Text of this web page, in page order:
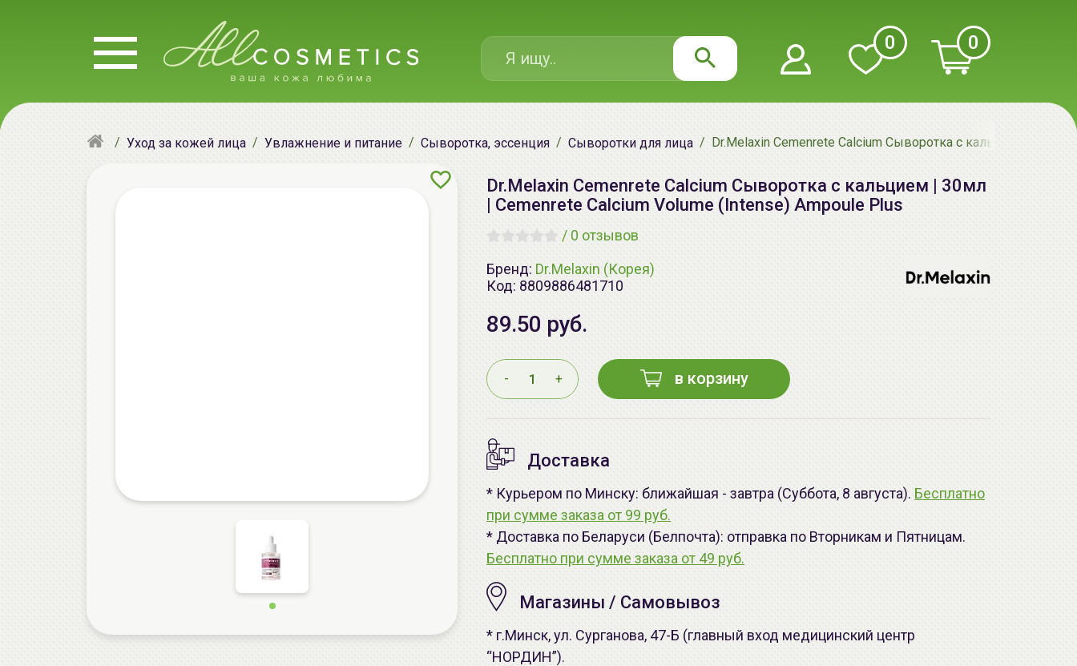
0 0
Уход за кожей лица Увлажнение и питание Сыворотка, эссенция Сыворотки для лица Dr.Melaxin Cemenrete Calcium Сыворотка с кальцием | 30мл
Dr.Melaxin Cemenrete Calcium Сыворотка с кальцием | 30мл
| Cemenrete Calcium Volume (Intense) Ampoule Plus
/ 0 отзывов
Бренд: Dr.Melaxin (Корея)
Код: 8809886481710
89.50 руб.
- + в корзину
Доставка
* Курьером по Минску: ближайшая - завтра (Суббота, 8 августа). Бесплатно
при сумме заказа от 99 руб.
* Доставка по Беларуси (Белпочта): отправка по Вторникам и Пятницам.
Бесплатно при сумме заказа от 49 руб.
Магазины / Самовывоз
* г.Минск, ул. Сурганова, 47-Б (главный вход медицинский центр
“НОРДИН”).